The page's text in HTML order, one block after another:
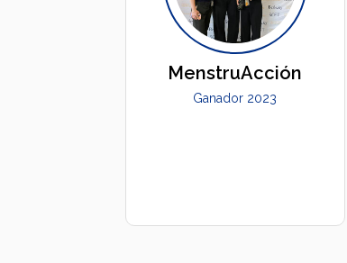
MenstruAcción
Ganador 2023